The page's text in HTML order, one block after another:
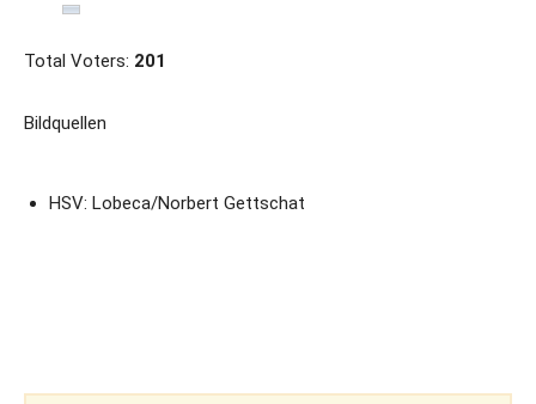
Total Voters: 201
Bildquellen
HSV: Lobeca/Norbert Gettschat